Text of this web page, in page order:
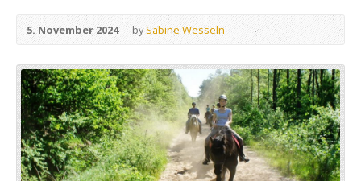
5. November 2024 bySabine Wesseln